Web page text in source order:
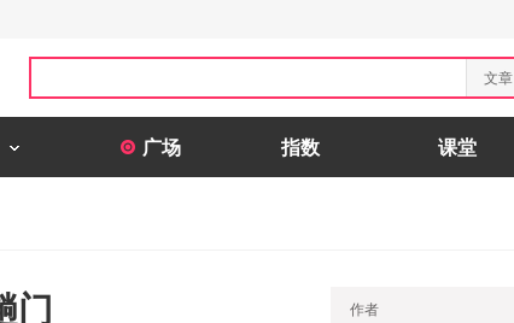
文章
广场 指数 课堂
门 作者